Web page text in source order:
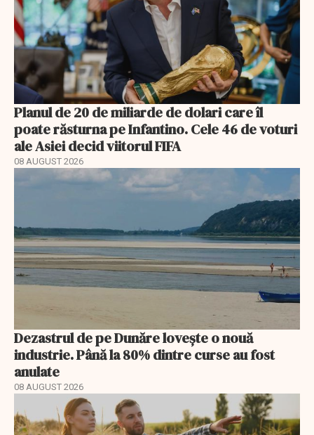
Planul de 20 de miliarde de dolari care îl
poate răsturna pe Infantino. Cele 46 de voturi
ale Asiei decid viitorul FIFA
08 AUGUST 2026
Dezastrul de pe Dunăre lovește o nouă
industrie. Până la 80% dintre curse au fost
anulate
08 AUGUST 2026